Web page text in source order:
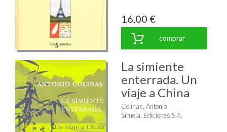
16,00 €
comprar
La simiente
enterrada. Un
viaje a China
Colinas, Antonio
Siruela, Ediciones S.A.